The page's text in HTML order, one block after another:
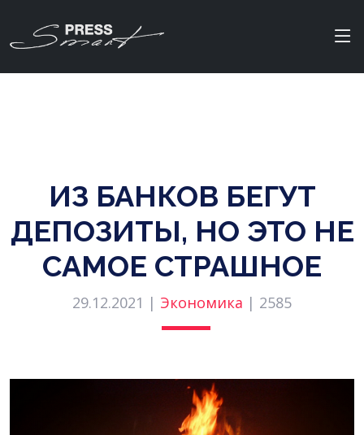
ИЗ БАНКОВ БЕГУТ
ДЕПОЗИТЫ, НО ЭТО НЕ
САМОЕ СТРАШНОЕ
29.12.2021 | Экономика | 2585